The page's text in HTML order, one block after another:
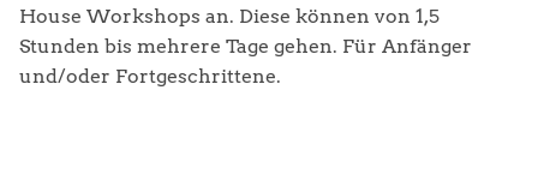
STRATEGISCHE VISUALISIERUNG
House Workshops an. Diese können von 1,5
Stunden bis mehrere Tage gehen. Für Anfänger
und/oder Fortgeschrittene.